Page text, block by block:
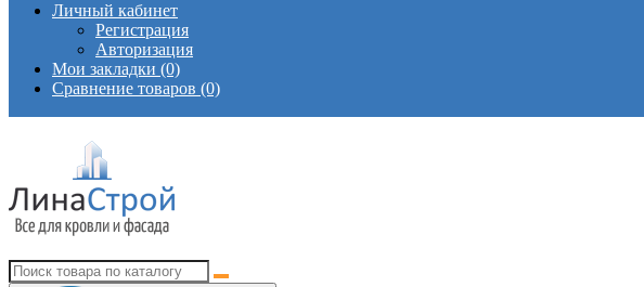
Личный кабинет
Регистрация
Авторизация
Мои закладки (0)
Сравнение товаров (0)